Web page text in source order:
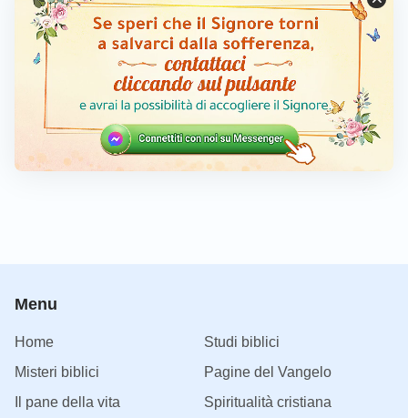
Menu
Home
Studi biblici
Misteri biblici
Pagine del Vangelo
Il pane della vita
Spiritualità cristiana